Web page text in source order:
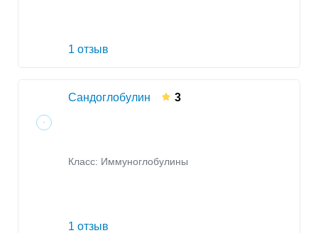
1 отзыв
Сандоглобулин 3
Класс: Иммуноглобулины
1 отзыв